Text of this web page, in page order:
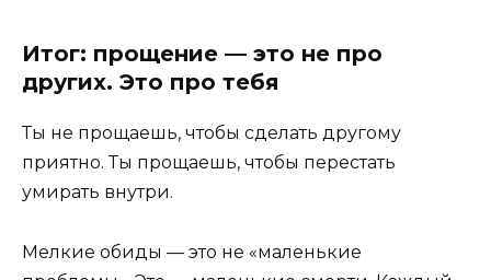
Итог: прощение — это не про
других. Это про тебя
Ты не прощаешь, чтобы сделать другому
приятно. Ты прощаешь, чтобы перестать
умирать внутри.
Мелкие обиды — это не «маленькие